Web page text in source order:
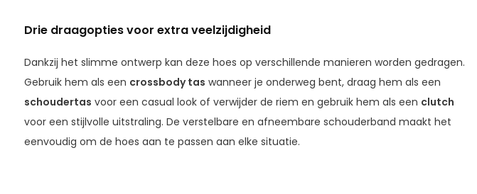
Drie draagopties voor extra veelzijdigheid
Dankzij het slimme ontwerp kan deze hoes op verschillende manieren worden gedragen.
Gebruik hem als een crossbody tas wanneer je onderweg bent, draag hem als een
schoudertas voor een casual look of verwijder de riem en gebruik hem als een clutch
voor een stijlvolle uitstraling. De verstelbare en afneembare schouderband maakt het
eenvoudig om de hoes aan te passen aan elke situatie.